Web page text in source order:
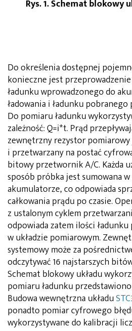
Rys. 1. Schemat blokowy
Do określenia dostępnej
konieczne jest
ładunku wprowadzonego do
ładowania i ładunku
Do pomiaru ładunku
zależność: Q=i*t. Prąd
zewnętrzny rezystor
i przetwarzany na postać
bitowy przetwornik A/C. Każda
sposób próbka jest sumowana
akumulatorze, co odpowiada
całkowania prądu po czasie.
z ustalonym cyklem
odpowiada zatem ilości
w układzie pomiarowym.
systemowy może za
odczytywać 16 najstarszych
Schemat blokowy układu
pomiaru ładunku
Budowa wewnętrzna układu
ponadto pomiar cyfrowego
wykorzystywane do kalibracji